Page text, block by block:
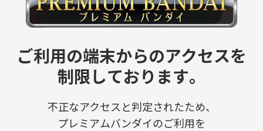
ご利用の端末からのアクセスを
制限しております。
不正なアクセスと判定されたため、
プレミアムバンダイのご利用を